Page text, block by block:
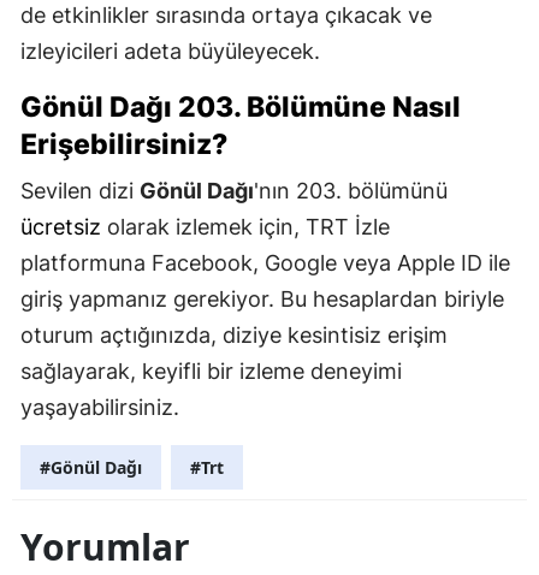
de etkinlikler sırasında ortaya çıkacak ve
izleyicileri adeta büyüleyecek.
Gönül Dağı 203. Bölümüne Nasıl
Erişebilirsiniz?
Sevilen dizi Gönül Dağı'nın 203. bölümünü
ücretsiz olarak izlemek için, TRT İzle
platformuna Facebook, Google veya Apple ID ile
giriş yapmanız gerekiyor. Bu hesaplardan biriyle
oturum açtığınızda, diziye kesintisiz erişim
sağlayarak, keyifli bir izleme deneyimi
yaşayabilirsiniz.
#Gönül Dağı #Trt
Yorumlar